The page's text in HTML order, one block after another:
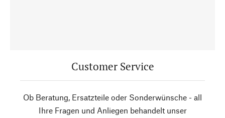
Customer Service
Ob Beratung, Ersatzteile oder Sonderwünsche - all
Ihre Fragen und Anliegen behandelt unser